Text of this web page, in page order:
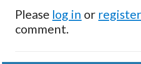
Please log in or register
comment.